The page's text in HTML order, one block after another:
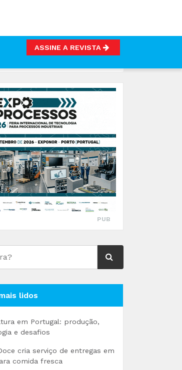
ASSINE A REVISTA
PUB
lidos
em Portugal: produção,
e desafios
cria serviço de entregas em
comida fresca